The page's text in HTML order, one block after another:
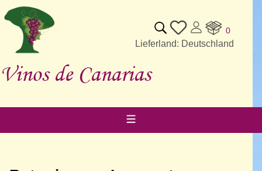
Vinos de Canarias
0
Lieferland: Deutschland